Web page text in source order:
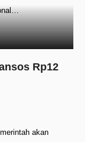
Rp12
akan